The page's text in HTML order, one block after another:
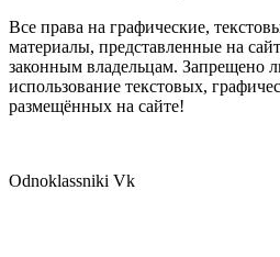
Все права на графические,
материалы, представленные на
законным владельцам. Запрещено
использование текстовых,
размещённых на сайте!
Odnoklassniki Vk